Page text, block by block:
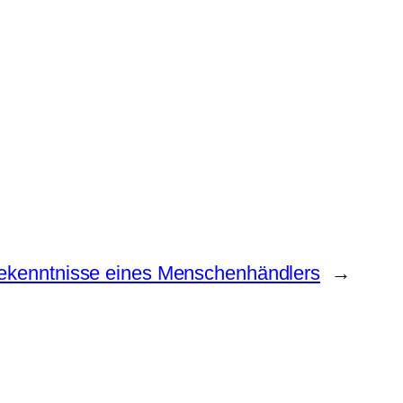
eines Menschenhändlers →